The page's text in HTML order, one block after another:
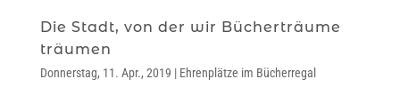
Die Stadt, von der wir Bücherträume
träumen
Donnerstag, 11. Apr., 2019 | Ehrenplätze im Bücherregal